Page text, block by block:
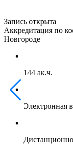
Запись открыта
Аккредитация по
Новгороде
144 ак.ч.
Электронная
Дистанционно